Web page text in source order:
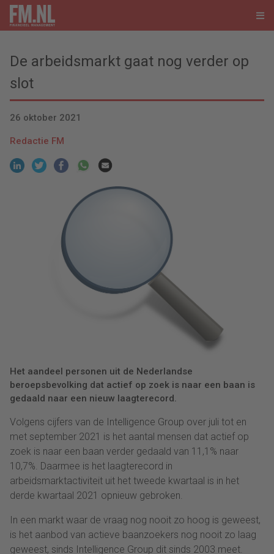
De arbeidsmarkt gaat nog verder op
slot
26 oktober 2021
Redactie FM
Het aandeel personen uit de Nederlandse
beroepsbevolking dat actief op zoek is naar een baan is
gedaald naar een nieuw laagterecord.
Volgens cijfers van de Intelligence Group over juli tot en
met september 2021 is het aantal mensen dat actief op
zoek is naar een baan verder gedaald van 11,1% naar
10,7%. Daarmee is het laagterecord in
arbeidsmarktactiviteit uit het tweede kwartaal is in het
derde kwartaal 2021 opnieuw gebroken.
In een markt waar de vraag nog nooit zo hoog is geweest,
is het aanbod van actieve baanzoekers nog nooit zo laag
geweest, sinds Intelligence Group dit sinds 2003 meet.